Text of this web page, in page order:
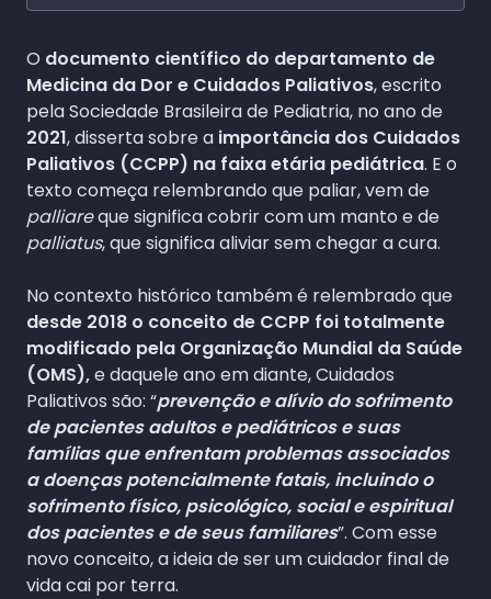
O documento científico do departamento de
Medicina da Dor e Cuidados Paliativos, escrito
pela Sociedade Brasileira de Pediatria, no ano de
2021, disserta sobre a importância dos Cuidados
Paliativos (CCPP) na faixa etária pediátrica. E o
texto começa relembrando que paliar, vem de
palliareque significa cobrir com um manto e de
palliatus, que significa aliviar sem chegar a cura.
No contexto histórico também é relembrado que
desde 2018 o conceito de CCPP foi totalmente
modificado pela Organização Mundial da Saúde
(OMS),e daquele ano em diante, Cuidados
Paliativos são: “prevenção e alívio do sofrimento
de pacientes adultos e pediátricos e suas
famílias que enfrentam problemas associados
a doenças potencialmente fatais, incluindo o
sofrimento físico, psicológico, social e espiritual
dos pacientes e de seus familiares”. Com esse
novo conceito, a ideia de ser um cuidador final de
vida cai por terra.